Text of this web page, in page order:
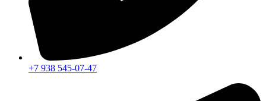
+7 938 545-07-47